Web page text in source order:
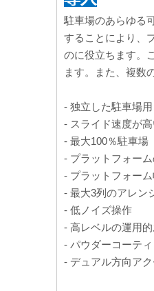
駐車場のあらゆる
することにより、
のに役立ちます。
ます。また、複数
- 独立した駐車場用
- スライド速度が
- 最大100％駐車場
- プラットフォー
- プラットフォー
- 最大3列のアレン
- 低ノイズ操作
- 高レベルの運用
- パウダーコーテ
- デュアル方向ア